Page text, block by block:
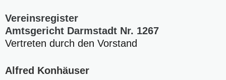
Vereinsregister
Amtsgericht Darmstadt Nr. 1267
Vertreten durch den Vorstand
Alfred Konhäuser